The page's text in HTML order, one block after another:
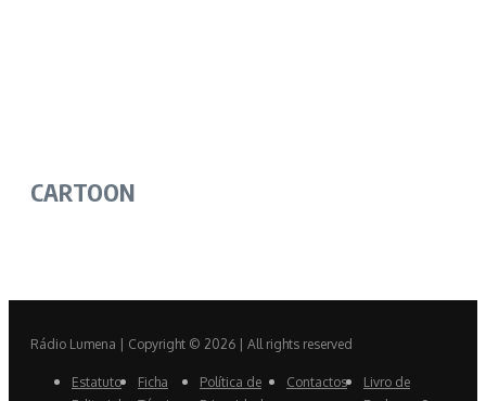
CARTOON
Rádio Lumena | Copyright © 2026 | All rights reserved
Estatuto
Ficha
Política de
Contactos
Livro de